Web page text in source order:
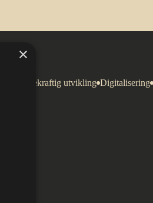
Bærekraftig utvikling Digitalisering
×